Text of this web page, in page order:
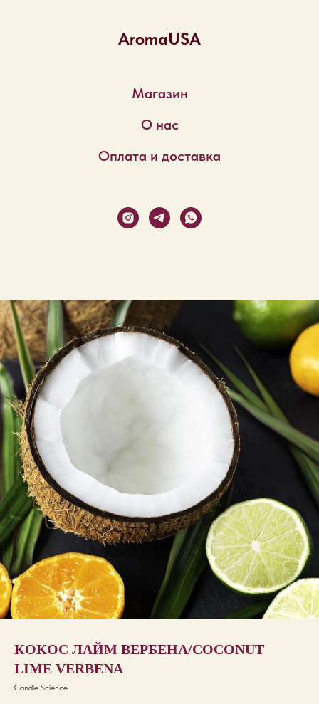
AromaUSA
Магазин
О нас
Оплата и доставка
КОКОС ЛАЙМ ВЕРБЕНА/COCONUT
LIME VERBENA
Candle Science